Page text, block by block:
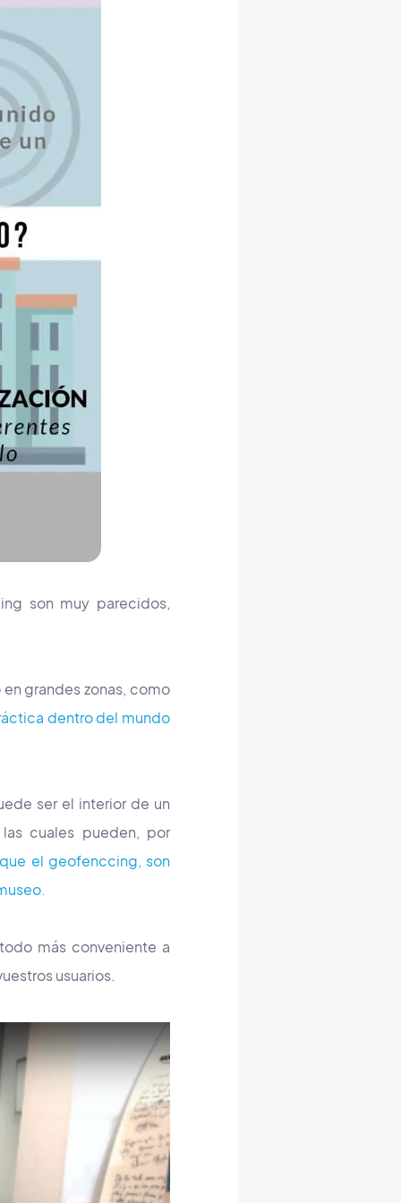
son muy parecidos,
grandes zonas, como
dentro del mundo
ser el interior de un
cuales pueden, por
el geofenccing, son
más conveniente a
usuarios.